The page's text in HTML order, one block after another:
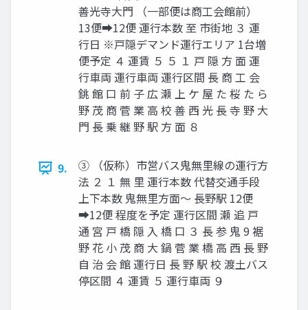
善光寺大門 （一部便は商工会館前）
13便➡12便 運行本数 至 市街地 ３ 運
行日 ※戸隠デマンド運行エリア 1台増
便予定 ４ 運賃 ５ ５ １ 戸 隠 方 面 運
行車両 運行車両 運行区間 ⾧ 商 工 会
銚 館 口 前 子 広 瀬 上 ケ 屋 た 桜 た ら
野 茂 商 菅 業 高 校 善 西 光 ⾧ 寺 野 大
門 ⾧ 乗 継 野 駅 方 面 ８
9.
③ （仮称）市営バス⿁無里線の運行方
法 ２ １ 無 里 運行本数 代替交通手段
上下本数 ⿁無里方面～ ⾧野駅 12便
➡12便 程度を予定 運行区間 瀬 追 戸
通 宮 戸 橋 隠 入 橋 口 ３ ⾧ 参 ⿁ 9 裾
野 花 小 茂 商 大 鍋 菅 業 橋 高 西 ⾧ 野
自 治 会 館 運行日 ⾧ 野 駅 校 渡土バス
停区間 ４ 運賃 ５ 運行車両 ９